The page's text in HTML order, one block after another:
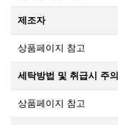
제조자
상품페이지 참고
세탁방법 및 취급시 주
상품페이지 참고